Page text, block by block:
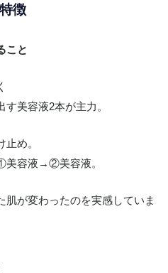
徴
こと
す美容液2本が主力。
め。
容液→②美容液。
が変わったのを実感していま